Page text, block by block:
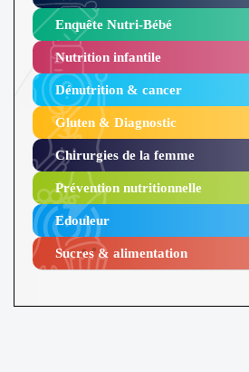
Enquête Nutri-Bébé ​
Nutrition infantile
Dénutrition & cancer
Gluten & Diagnostic
Chirurgies de la femme
Prévention nutritionnelle
Edouleur​
Sucres & alimentation​